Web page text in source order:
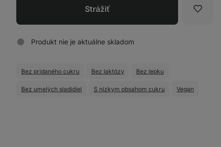
Strážiť
Produkt nie je aktuálne skladom
Bez pridaného cukru Bez laktózy Bez lepku
Bez umelých sladidiel S nízkym obsahom cukru Vegan